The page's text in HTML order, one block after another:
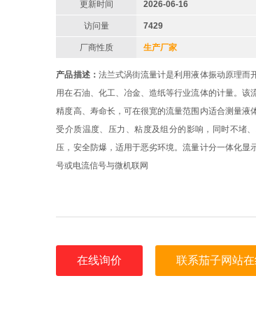
更新时间 2026-06-16
访问量 7429
厂商性质 生产厂家
产品描述： 法兰式涡街流量计是利用液体振动原理而
用在石油、化工、冶金、造纸等行业流体的计量。该
精度高、寿命长，可在很宽的流量范围内适合测量液
受介质温度、压力、粘度及组分的影响，同时不堵
压，安全防爆，适用于恶劣环境。流量计分一体化显
号或电流信号与微机联网
在线询价 联系茄子网站